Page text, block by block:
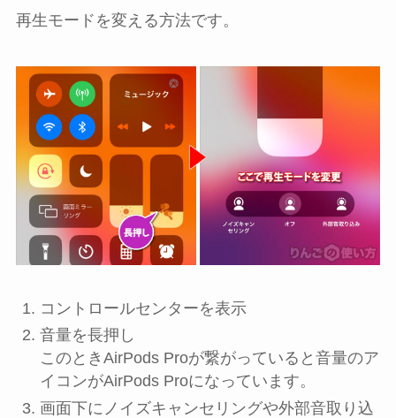
再生モードを変える方法です。
コントロールセンターを表示
音量を長押し
このときAirPods Proが繋がっていると音量のア
イコンがAirPods Proになっています。
画面下に ノイズキャンセリングや外部音取り込